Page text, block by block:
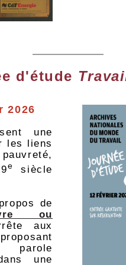
d'étude
2026
une
les liens
e
siècle
de
ou
aux
parole
une